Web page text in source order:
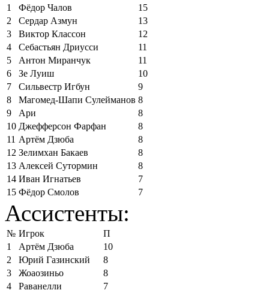
1
Фёдор Чалов
15
2
Сердар Азмун
13
3
Виктор Классон
12
4
Себастьян Дриусси
11
5
Антон Миранчук
11
6
Зе Луиш
10
7
Сильвестр Игбун
9
8
Магомед-Шапи Сулейманов 8
9
Ари
8
10 Джефферсон Фарфан
8
11 Артём Дзюба
8
12 Зелимхан Бакаев
8
13 Алексей Сутормин
8
14 Иван Игнатьев
7
15 Фёдор Смолов 7
Ассистенты:
№ Игрок
П
1
Артём Дзюба
10
2
Юрий Газинский
8
3
Жоаозиньо
8
4
Раванелли
7